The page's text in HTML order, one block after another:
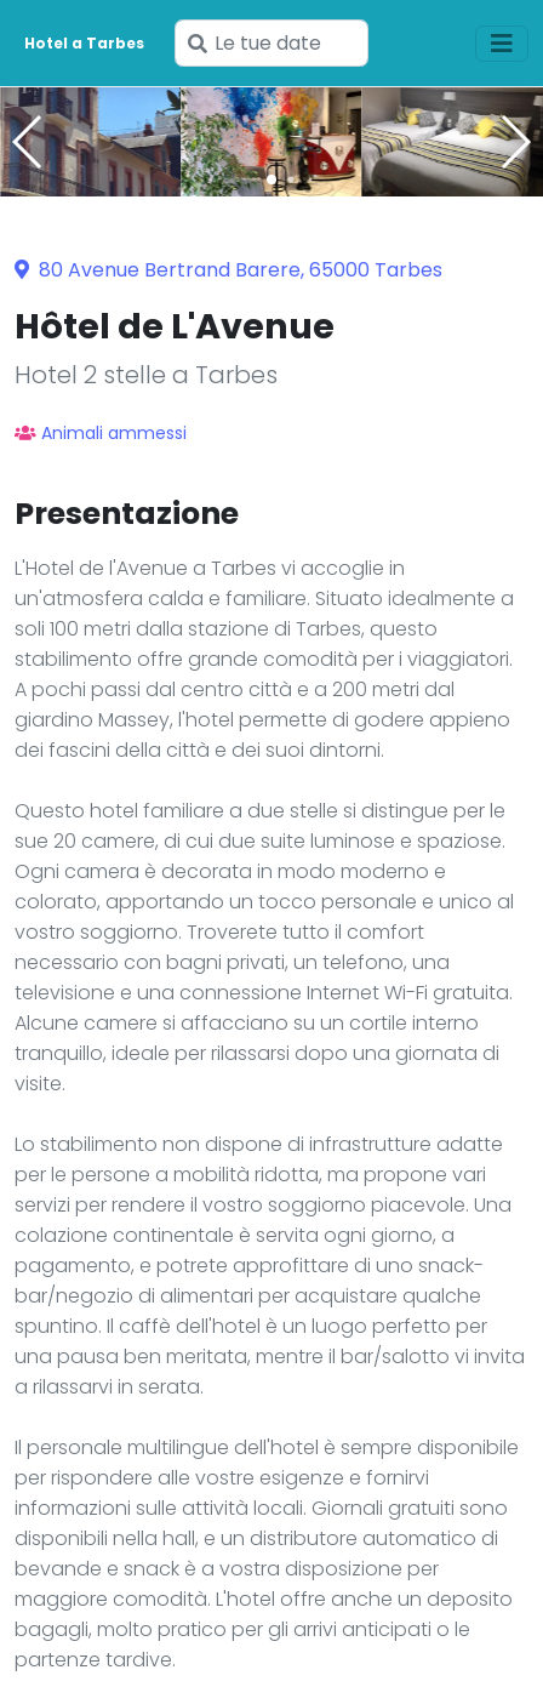
Hotel a Tarbes
Inserisci
le
tue
date
80 Avenue Bertrand Barere, 65000 Tarbes
Hôtel de L'Avenue
Hotel 2 stelle a Tarbes
Animali ammessi
Presentazione
L'Hotel de l'Avenue a Tarbes vi accoglie in
un'atmosfera calda e familiare. Situato idealmente a
soli 100 metri dalla stazione di Tarbes, questo
stabilimento offre grande comodità per i viaggiatori.
A pochi passi dal centro città e a 200 metri dal
giardino Massey, l'hotel permette di godere appieno
dei fascini della città e dei suoi dintorni.
Questo hotel familiare a due stelle si distingue per le
sue 20 camere, di cui due suite luminose e spaziose.
Ogni camera è decorata in modo moderno e
colorato, apportando un tocco personale e unico al
vostro soggiorno. Troverete tutto il comfort
necessario con bagni privati, un telefono, una
televisione e una connessione Internet Wi-Fi gratuita.
Alcune camere si affacciano su un cortile interno
tranquillo, ideale per rilassarsi dopo una giornata di
visite.
Lo stabilimento non dispone di infrastrutture adatte
per le persone a mobilità ridotta, ma propone vari
servizi per rendere il vostro soggiorno piacevole. Una
colazione continentale è servita ogni giorno, a
pagamento, e potrete approfittare di uno snack-
bar/negozio di alimentari per acquistare qualche
spuntino. Il caffè dell'hotel è un luogo perfetto per
una pausa ben meritata, mentre il bar/salotto vi invita
a rilassarvi in serata.
Il personale multilingue dell'hotel è sempre disponibile
per rispondere alle vostre esigenze e fornirvi
informazioni sulle attività locali. Giornali gratuiti sono
disponibili nella hall, e un distributore automatico di
bevande e snack è a vostra disposizione per
maggiore comodità. L'hotel offre anche un deposito
bagagli, molto pratico per gli arrivi anticipati o le
partenze tardive.